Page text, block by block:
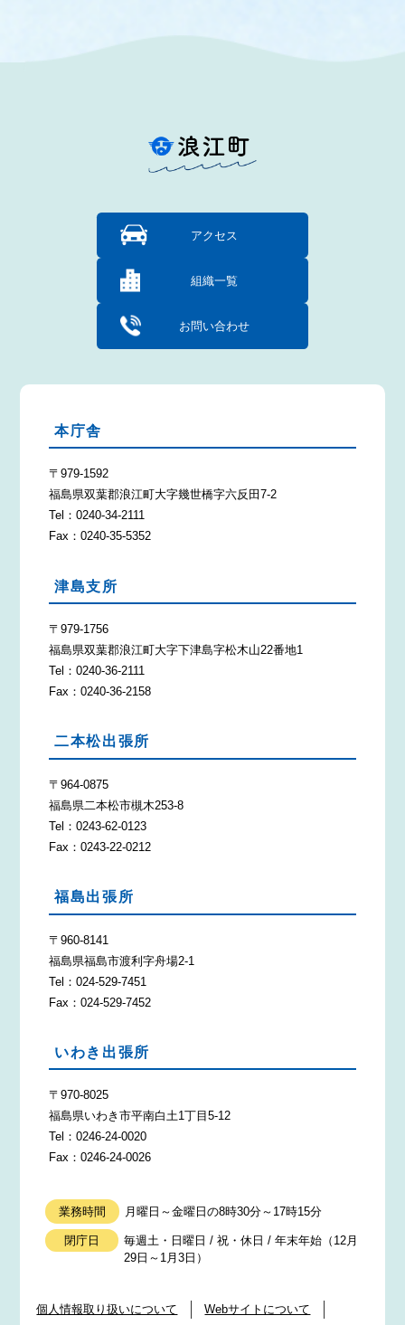
アクセス
組織一覧
お問い合わせ
本庁舎
〒979-1592
福島県双葉郡浪江町大字幾世橋字六反田7-2
Tel：0240-34-2111
Fax：0240-35-5352
津島支所
〒979-1756
福島県双葉郡浪江町大字下津島字松木山22番地1
Tel：0240-36-2111
Fax：0240-36-2158
二本松出張所
〒964-0875
福島県二本松市槻木253-8
Tel：0243-62-0123
Fax：0243-22-0212
福島出張所
〒960-8141
福島県福島市渡利字舟場2-1
Tel：024-529-7451
Fax：024-529-7452
いわき出張所
〒970-8025
福島県いわき市平南白土1丁目5-12
Tel：0246-24-0020
Fax：0246-24-0026
業務時間 月曜日～金曜日の8時30分～17時15分
閉庁日
毎週土・日曜日 / 祝・休日 / 年末年始（12月
29日～1月3日）
個人情報取り扱いについて Webサイトについて